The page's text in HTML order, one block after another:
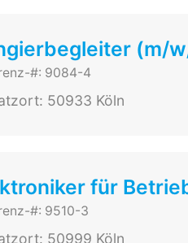
(m/
#: 9084-4
50933 Köln
für
#: 9510-3
50999 Köln